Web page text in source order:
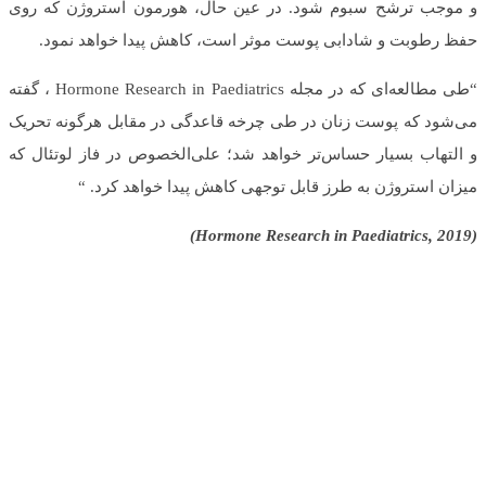
و موجب ترشح سبوم شود. در عین حال، هورمون استروژن که روی
حفظ رطوبت و شادابی پوست موثر است، کاهش پیدا خواهد نمود.
“طی مطالعه‌ای که در مجله Hormone Research in Paediatrics ، گفته
می‌شود که پوست زنان در طی چرخه قاعدگی در مقابل هرگونه تحریک
و التهاب بسیار حساس‌تر خواهد شد؛ علی‌الخصوص در فاز لوتئال که
میزان استروژن به طرز قابل توجهی کاهش پیدا خواهد کرد. “
(Hormone Research in Paediatrics, 2019)